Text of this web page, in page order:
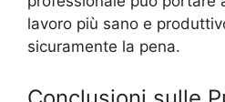
lavoro più sano e
sicuramente la pena.